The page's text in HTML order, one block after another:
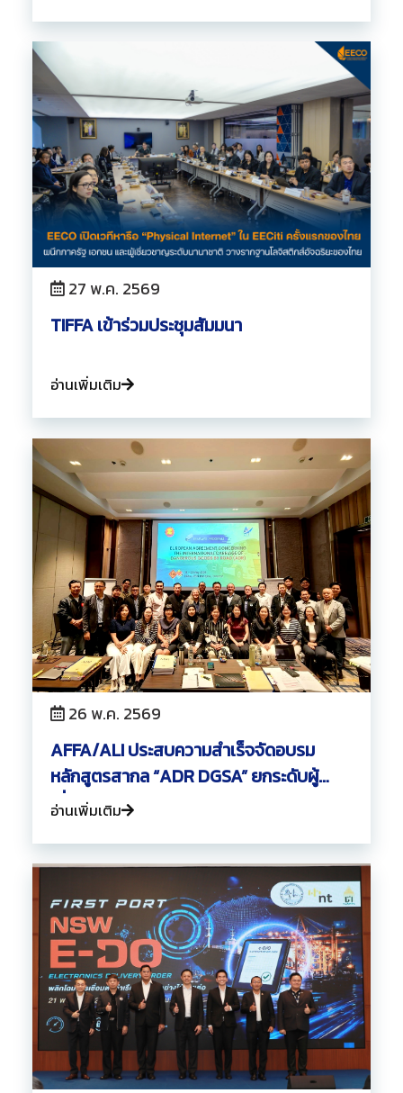
27 พ.ค. 2569
TIFFA เข้าร่วมประชุมสัมมนา
อ่านเพิ่มเติม
26 พ.ค. 2569
AFFA/ALI ประสบความสำเร็จจัดอบรม
หลักสูตรสากล “ADR DGSA” ยกระดับผู้
เชี่ยวชาญความปลอดภัยวัตถุอันตรายสู่
อ่านเพิ่มเติม